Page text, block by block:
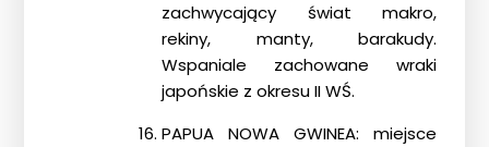
zachwycający świat makro,
rekiny, manty, barakudy.
Wspaniale zachowane wraki
japońskie z okresu II WŚ.
PAPUA NOWA GWINEA: miejsce